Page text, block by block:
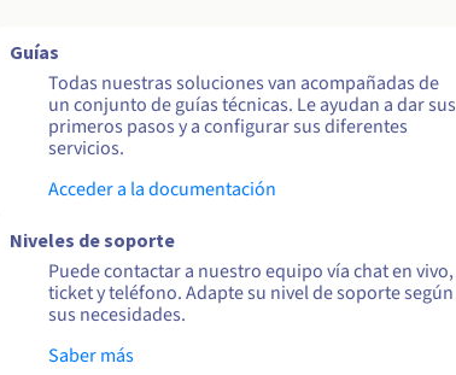
Guías
Todas nuestras soluciones van acompañadas de
un conjunto de guías técnicas. Le ayudan a dar sus
primeros pasos y a configurar sus diferentes
servicios.
Acceder a la documentación
Niveles de soporte
Puede contactar a nuestro equipo vía chat en vivo,
ticket y teléfono. Adapte su nivel de soporte según
sus necesidades.
Saber más